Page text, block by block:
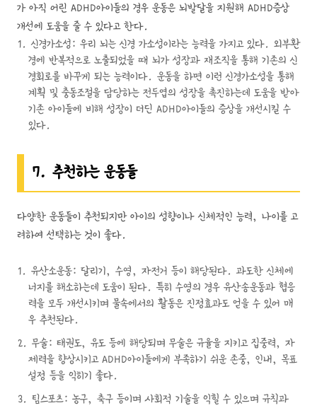
가 아직 어린 ADHD아이들의 경우 운동은 뇌발달을 지원해 ADHD증상
개선에 도움을 줄 수 있다고 한다.
신경가소성: 우리 뇌는 신경 가소성이라는 능력을 가지고 있다. 외부환
경에 반복적으로 노출되었을 때 뇌가 성장과 재조직을 통해 기존의 신
경회로를 바꾸게 되는 능력이다. 운동을 하면 이런 신경가소성을 통해
계획 및 충동조절을 담당하는 전두엽의 성장을 촉진하는데 도움을 받아
기존 아이들에 비해 성장이 더딘 ADHD아이들의 증상을 개선시킬 수
있다.
7. 추천하는 운동들
다양한 운동들이 추천되지만 아이의 성향이나 신체적인 능력, 나이를 고
려하여 선택하는 것이 좋다.
유산소운동: 달리기, 수영, 자전거 등이 해당된다. 과도한 신체에
너지를 해소하는데 도움이 된다. 특히 수영의 경우 유산송운동과 협응
력을 모두 개선시키며 물속에서의 활동은 진정효과도 얻을 수 있어 매
우 추천된다.
무술: 태권도, 유도 등에 해당되며 무술은 규율을 지키고 집중력, 자
제력을 향상시키고 ADHD아이들에게 부족하기 쉬운 존중, 인내, 목표
설정 등을 익히기 좋다.
팀스포츠: 농구, 축구 등이며 사회적 기술을 익힐 수 있으며 규칙과